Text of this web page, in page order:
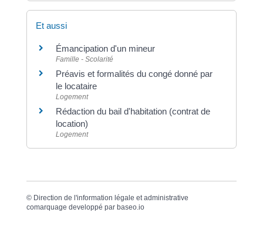
Et aussi
Émancipation d'un mineur
Famille - Scolarité
Préavis et formalités du congé donné par
le locataire
Logement
Rédaction du bail d'habitation (contrat de
location)
Logement
© Direction de l'information légale et administrative
comarquage developpé par baseo.io